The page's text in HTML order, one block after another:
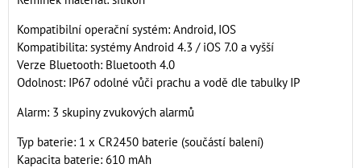
Kompatibilní operační systém: Android, IOS
Kompatibilita: systémy Android 4.3 / iOS 7.0 a vyšší
Verze Bluetooth: Bluetooth 4.0
Odolnost: IP67 odolné vůči prachu a vodě dle tabulky IP
Alarm: 3 skupiny zvukových alarmů
Typ baterie: 1 x CR2450 baterie (součástí balení)
Kapacita baterie: 610 mAh